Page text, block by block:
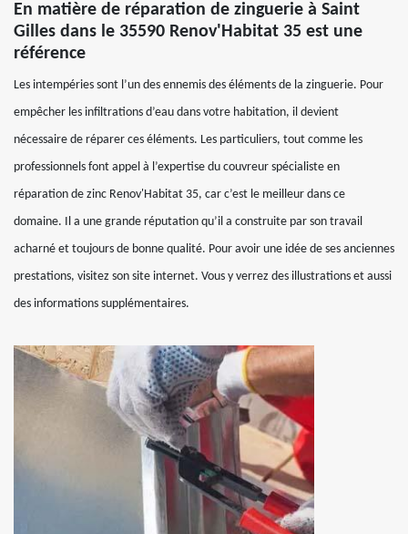
En matière de réparation de zinguerie à Saint
Gilles dans le 35590 Renov'Habitat 35 est une
référence
Les intempéries sont l’un des ennemis des éléments de la zinguerie. Pour
empêcher les infiltrations d’eau dans votre habitation, il devient
nécessaire de réparer ces éléments. Les particuliers, tout comme les
professionnels font appel à l’expertise du couvreur spécialiste en
réparation de zinc Renov'Habitat 35, car c’est le meilleur dans ce
domaine. Il a une grande réputation qu’il a construite par son travail
acharné et toujours de bonne qualité. Pour avoir une idée de ses anciennes
prestations, visitez son site internet. Vous y verrez des illustrations et aussi
des informations supplémentaires.